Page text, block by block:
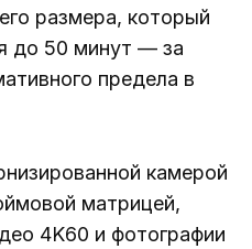
размера, который
до 50 минут — за
предела в
камерой
матрицей,
4K60 и фотографии